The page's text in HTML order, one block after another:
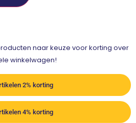
naar keuze voor korting over
winkelwagen!
2% korting
4% korting